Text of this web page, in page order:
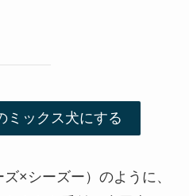
ミックス犬にする
×シーズー）のように、